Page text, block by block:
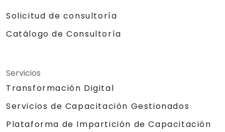
Solicitud de consultoría
Catálogo de Consultoría
Servicios
Transformación Digital
Servicios de Capacitación Gestionados
Plataforma de Impartición de Capacitación